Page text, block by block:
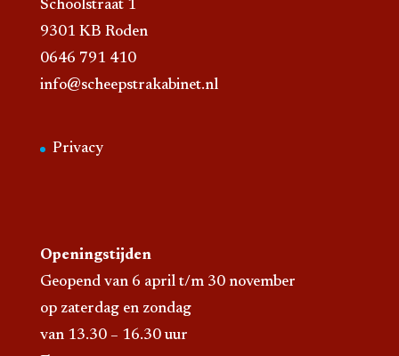
Schoolstraat 1
9301 KB Roden
0646 791 410
info@scheepstrakabinet.nl
Privacy
Openingstijden
Geopend van 6 april t/m 30 november
op zaterdag en zondag
van 13.30 – 16.30 uur